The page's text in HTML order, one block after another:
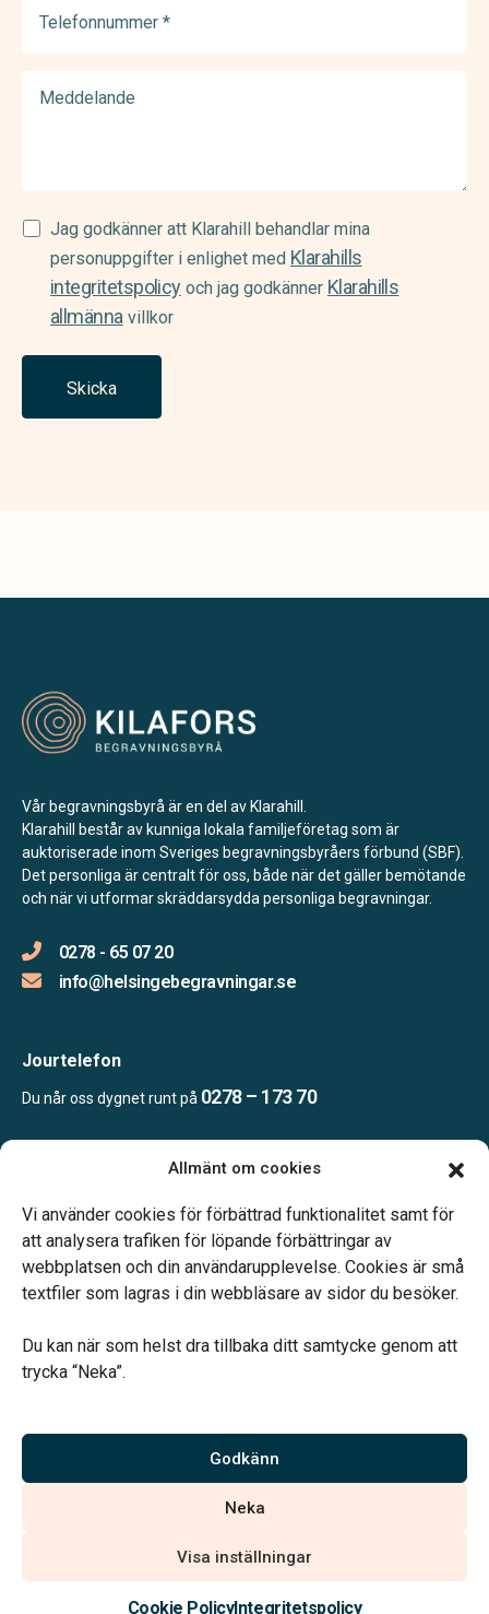
Allmänt om cookies
Vi använder cookies för förbättrad funktionalitet samt för
att analysera trafiken för löpande förbättringar av
webbplatsen och din användarupplevelse. Cookies är små
textfiler som lagras i din webbläsare av sidor du besöker.
Du kan när som helst dra tillbaka ditt samtycke genom att
trycka “Neka”.
Godkänn
Neka
Visa inställningar
Cookie PolicyIntegritetspolicy
(Required)
Samtycke
(Required)
Jag godkänner att Klarahill behandlar mina
personuppgifter i enlighet med Klarahills
integritetspolicyoch jag godkänner Klarahills
allmännavillkor
Skicka
Kontakta oss
Vår begravningsbyrå är en del av Klarahill.
Klarahill består av kunniga lokala familjeföretag som är
auktoriserade inom Sveriges begravningsbyråers förbund (SBF).
Det personliga är centralt för oss, både när det gäller bemötande
och när vi utformar skräddarsydda personliga begravningar.
0278 - 65 07 20
info@helsingebegravningar.se
Jourtelefon
Du når oss dygnet runt på 0278 – 173 70
Kontoret bemannas enligt telefonöverenskommelse
Vårt systerbolag Verahill hjälper dig med familjejuridiken –
Vi är auktoriserade av Sveriges Begravningsbyråers Förbund och
har högt ställda krav på utbildning, kvalitet, miljö och arbetsmiljö.